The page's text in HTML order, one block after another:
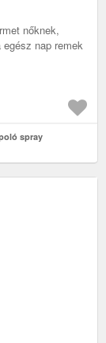
nőknek,
nap remek
spray